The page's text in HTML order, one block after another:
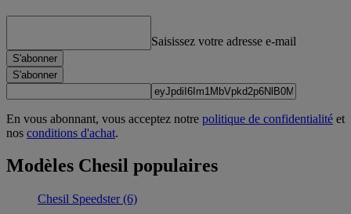
Saisissez votre adresse e-mail
S'abonner
S'abonner
En vous abonnant, vous acceptez notre politique de confidentialité et
nos conditions d'achat.
Modèles Chesil populaires
Chesil Speedster(6)